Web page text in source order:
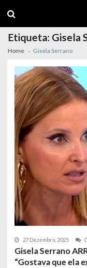
navigation
content
Etiqueta: Gisela
Home Gisela Serrano
27 Dezembro, 2025 0
Gisela Serrano
“Gostava que ela